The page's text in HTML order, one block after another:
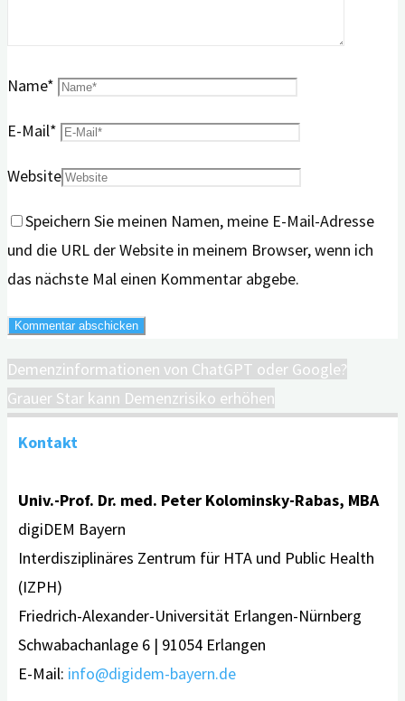
Name*
E-Mail*
Website
Speichern Sie meinen Namen, meine E-Mail-Adresse
und die URL der Website in meinem Browser, wenn ich
das nächste Mal einen Kommentar abgebe.
Demenzinformationen von ChatGPT oder Google?
Grauer Star kann Demenzrisiko erhöhen
Kontakt
Univ.-Prof. Dr. med. Peter Kolominsky-Rabas, MBA
digiDEM Bayern
Interdisziplinäres Zentrum für HTA und Public Health
(IZPH)
Friedrich-Alexander-Universität Erlangen-Nürnberg
Schwabachanlage 6 | 91054 Erlangen
E-Mail: info@digidem-bayern.de